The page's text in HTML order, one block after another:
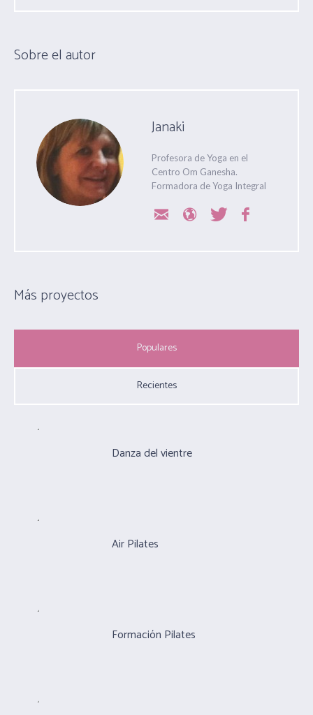
Sobre el autor
Janaki
Profesora de Yoga en el
Centro Om Ganesha.
Formadora de Yoga Integral
Más proyectos
Populares
Recientes
Danza del vientre
Air Pilates
Formación Pilates